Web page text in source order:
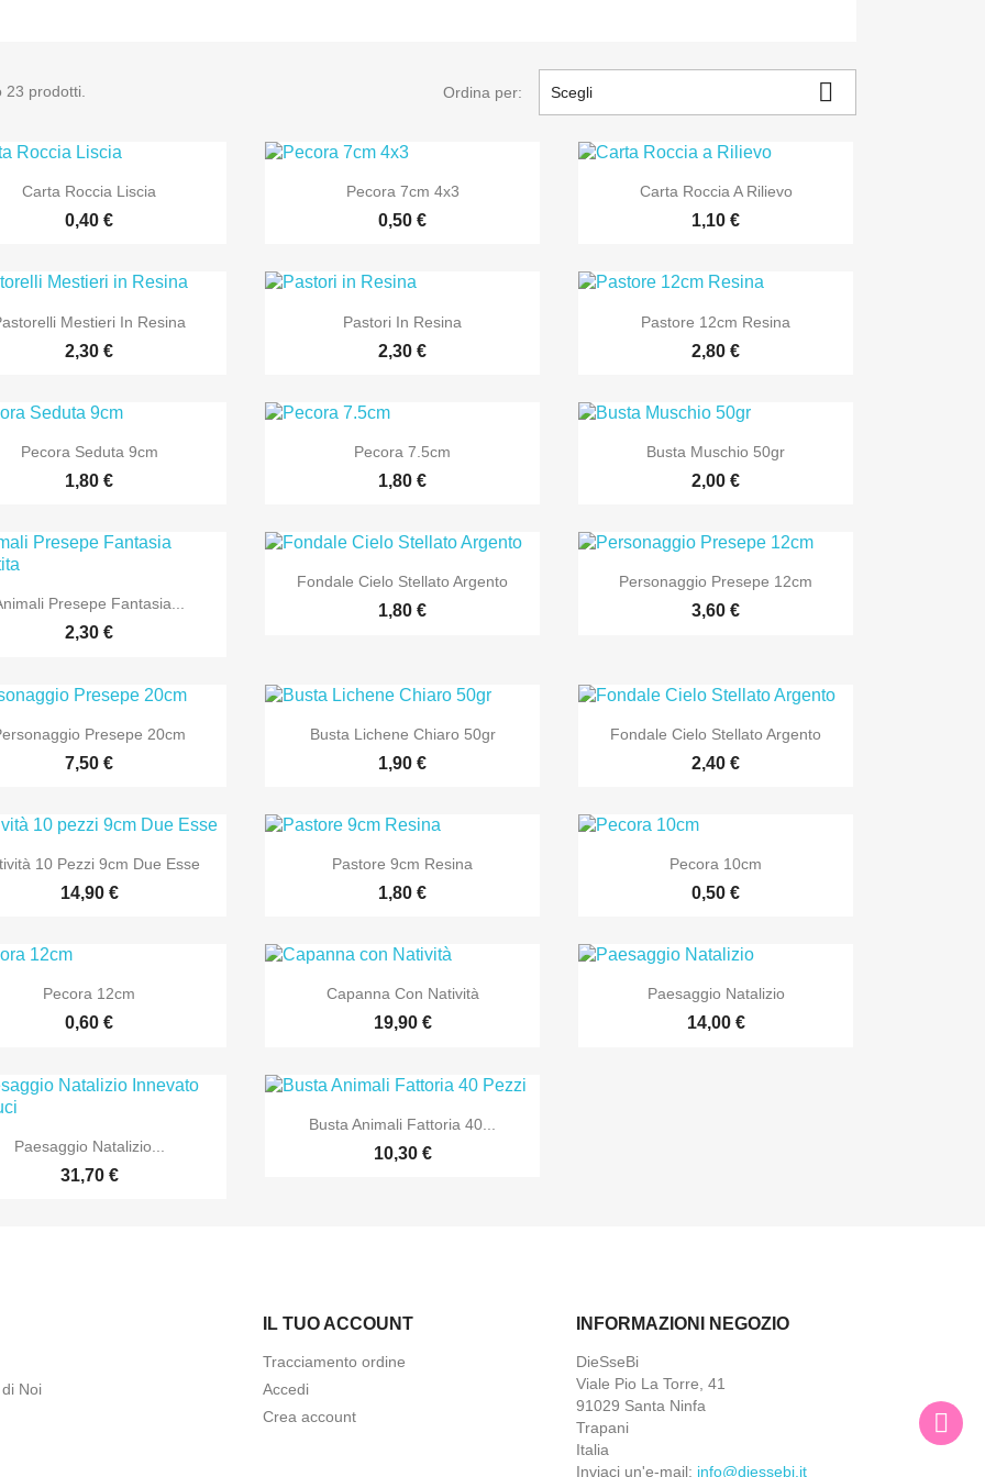
23 prodotti. Ordina per: Scegli 
 Anteprima
Carta Roccia Liscia
0,40 €
 Anteprima
Pecora 7cm 4x3
0,50 €
 Anteprima
Carta Roccia A Rilievo
1,10 €
 Anteprima
Mestieri In Resina
2,30 €
 Anteprima
Pastori In Resina
2,30 €
 Anteprima
Pastore 12cm Resina
2,80 €
 Anteprima
Pecora Seduta 9cm
1,80 €
 Anteprima
Pecora 7.5cm
1,80 €
 Anteprima
Busta Muschio 50gr
2,00 €
 Anteprima
Presepe Fantasia...
2,30 €
 Anteprima
Fondale Cielo Stellato Argento
1,80 €
 Anteprima
Personaggio Presepe 12cm
3,60 €
 Anteprima
Presepe 20cm
7,50 €
 Anteprima
Busta Lichene Chiaro 50gr
1,90 €
 Anteprima
Fondale Cielo Stellato Argento
2,40 €
 Anteprima
10 Pezzi 9cm Due Esse
14,90 €
 Anteprima
Pastore 9cm Resina
1,80 €
 Anteprima
Pecora 10cm
0,50 €
 Anteprima
Pecora 12cm
0,60 €
 Anteprima
Capanna Con Natività
19,90 €
 Anteprima
Paesaggio Natalizio
14,00 €
 Anteprima
Paesaggio Natalizio...
31,70 €
 Anteprima
Busta Animali Fattoria 40...
10,30 €
Noi
IL TUO ACCOUNT
Tracciamento ordine
Accedi
Crea account
INFORMAZIONI NEGOZIO
DieSseBi
Viale Pio La Torre, 41
91029 Santa Ninfa
Trapani
Italia
Inviaci un'e-mail: info@diessebi.it